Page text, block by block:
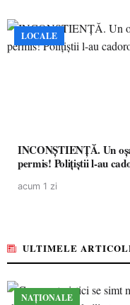
LOCALE
INCONȘTIENȚĂ. Un
permis! Polițiștii l-au
acum 1 zi
ULTIMELE
NAȚIONALE